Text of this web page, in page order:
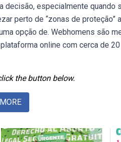
decisão, especialmente quando
perto de “zonas de proteção”
opção de. Webhomens são
online com cerca de
the button below.